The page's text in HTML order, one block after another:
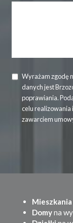
Wyrażam zgodę
danych jest
poprawiania.
celu realizowania
zawarciem
Mieszkania
Domyna